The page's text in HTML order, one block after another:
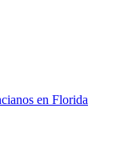
en Florida